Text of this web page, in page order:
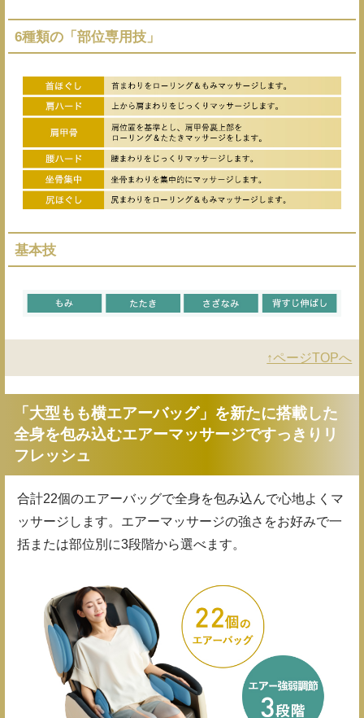
6種類の「部位専用技」
基本技
↑ページTOPへ
「大型もも横エアーバッグ」を新たに搭載した
全身を包み込むエアーマッサージですっきりリ
フレッシュ
合計22個のエアーバッグで全身を包み込んで心地よくマ
ッサージします。エアーマッサージの強さをお好みで一
括または部位別に3段階から選べます。